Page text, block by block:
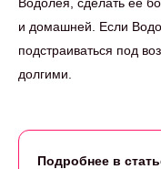
и домашней. Если
подстраиваться под
долгими.
Подробнее в